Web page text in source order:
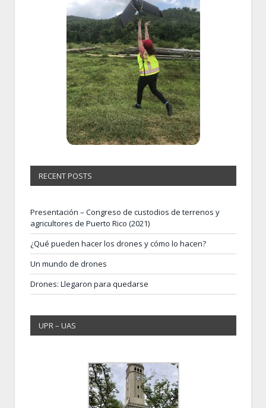
RECENT POSTS
Presentación – Congreso de custodios de terrenos y
agricultores de Puerto Rico (2021)
¿Qué pueden hacer los drones y cómo lo hacen?
Un mundo de drones
Drones: Llegaron para quedarse
UPR – UAS